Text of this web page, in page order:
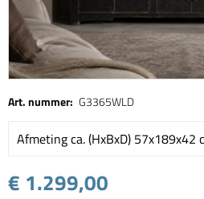
Art. nummer: G3365WLD
Afmeting ca. (HxBxD) 57x189x42
€ 1.299,00